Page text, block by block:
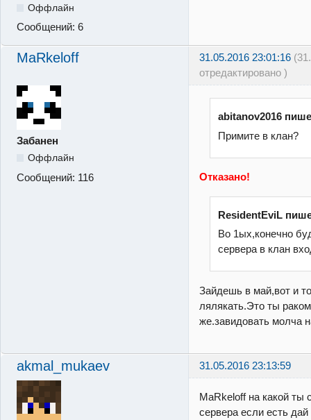
Оффлайн
Сообщений: 6
MaRkeloff 31.05.2016 23:01:16
отредактировано )
Забанен
Оффлайн
Сообщений: 116
abitanov2016
Примите в клан?
Отказано!
ResidentEviL
Во 1ых,конечно
сервера в клан
Зайдешь в май,вот и
лялякать.Это ты
же.завидовать молча
akmal_mukaev 31.05.2016 23:13:59
MaRkeloff на какой ты
сервера если есть